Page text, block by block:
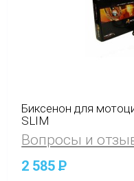
Биксенон для
SLIM
Вопросы и
2 585P